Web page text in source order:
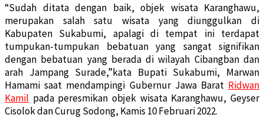
“Sudah ditata dengan baik, objek wisata Karanghawu,
merupakan salah satu wisata yang diunggulkan di
Kabupaten Sukabumi, apalagi di tempat ini terdapat
tumpukan-tumpukan bebatuan yang sangat signifikan
dengan bebatuan yang berada di wilayah Cibangban dan
arah Jampang Surade,”kata Bupati Sukabumi, Marwan
Hamami saat mendampingi Gubernur Jawa Barat Ridwan
Kamil pada peresmikan objek wisata Karanghawu, Geyser
Cisolok dan Curug Sodong, Kamis 10 Februari 2022.